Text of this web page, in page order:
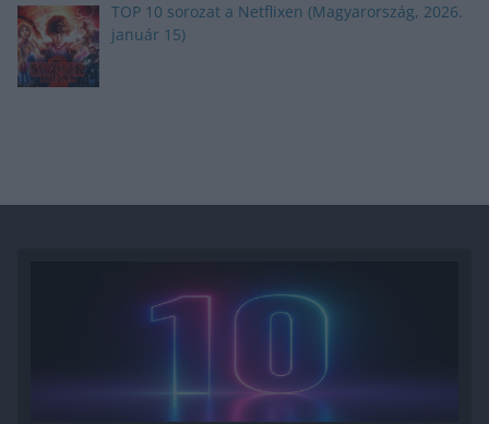
TOP 10 sorozat a Netflixen (Magyarország, 2026.
január 15)